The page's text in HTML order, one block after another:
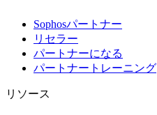
Sophosパートナー
リセラー
パートナーになる
パートナートレーニング
リソース